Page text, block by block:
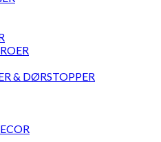
& DØRSTOPPER